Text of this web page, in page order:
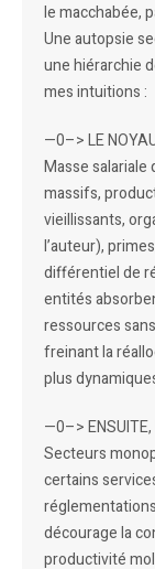
le macchabée,
Une autopsie
une hiérarchie
mes intuitions :
—0–> LE
Masse
massifs,
vieillissants,
l’auteur),
différentiel de
entités
ressources
freinant la
plus
—0–> ENSUITE,
Secteurs
certains
décourage la
productivité